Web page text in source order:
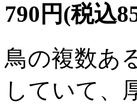
790円(税込
鳥の複数あ
していて、